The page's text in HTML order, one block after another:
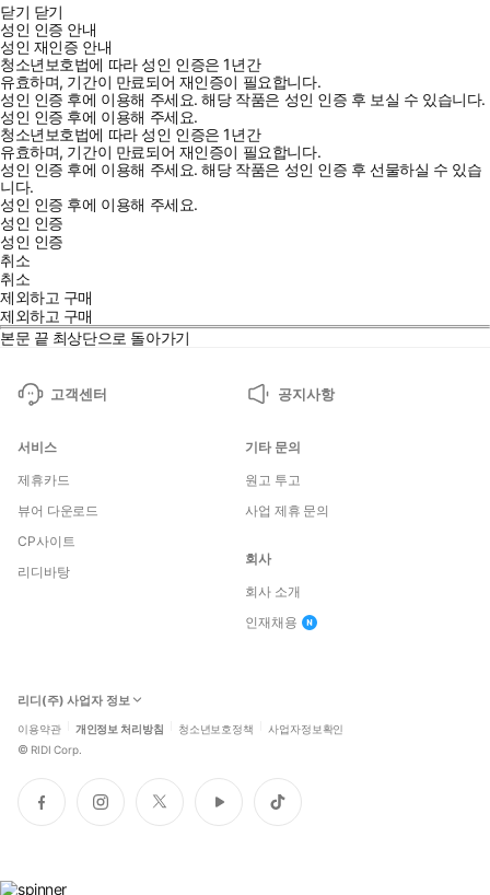
닫기 닫기
성인 인증 안내
성인 재인증 안내
청소년보호법에 따라 성인 인증은 1년간
유효하며, 기간이 만료되어 재인증이 필요합니다.
성인 인증 후에 이용해 주세요.해당 작품은 성인 인증 후 보실 수 있습니다.
성인 인증 후에 이용해 주세요.
청소년보호법에 따라 성인 인증은 1년간
유효하며, 기간이 만료되어 재인증이 필요합니다.
성인 인증 후에 이용해 주세요.해당 작품은 성인 인증 후 선물하실 수 있습
니다.
성인 인증 후에 이용해 주세요.
성인 인증
성인 인증
취소
취소
제외하고 구매
제외하고 구매
본문 끝 최상단으로 돌아가기
고객센터 공지사항
서비스
제휴카드
뷰어 다운로드
CP사이트
리디바탕
기타 문의
원고 투고
사업 제휴 문의
회사
회사 소개
인재채용
리디(주) 사업자 정보
이용약관 개인정보 처리방침 청소년보호정책 사업자정보확인
© RIDI Corp.
페
이
인
스
트
위
유
튜
틱
톡